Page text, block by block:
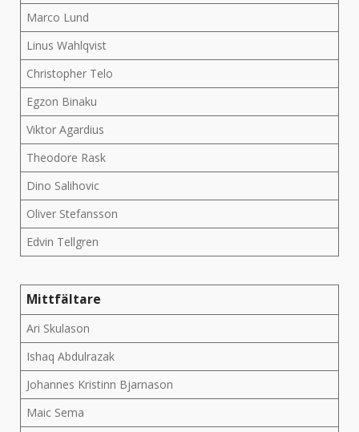
Marco Lund
Linus Wahlqvist
Christopher Telo
Egzon Binaku
Viktor Agardius
Theodore Rask
Dino Salihovic
Oliver Stefansson
Edvin Tellgren
Mittfältare
Ari Skulason
Ishaq Abdulrazak
Johannes Kristinn Bjarnason
Maic Sema